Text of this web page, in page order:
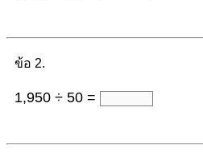
ข้อ 2.
1,950 ÷ 50 =